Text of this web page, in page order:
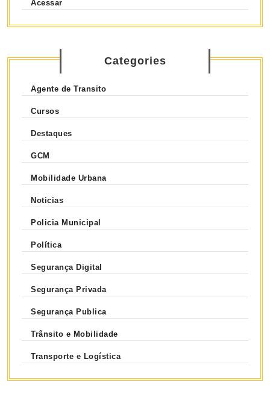
Acessar
Categories
Agente de Transito
Cursos
Destaques
GCM
Mobilidade Urbana
Noticias
Policia Municipal
Política
Segurança Digital
Segurança Privada
Segurança Publica
Trânsito e Mobilidade
Transporte e Logística